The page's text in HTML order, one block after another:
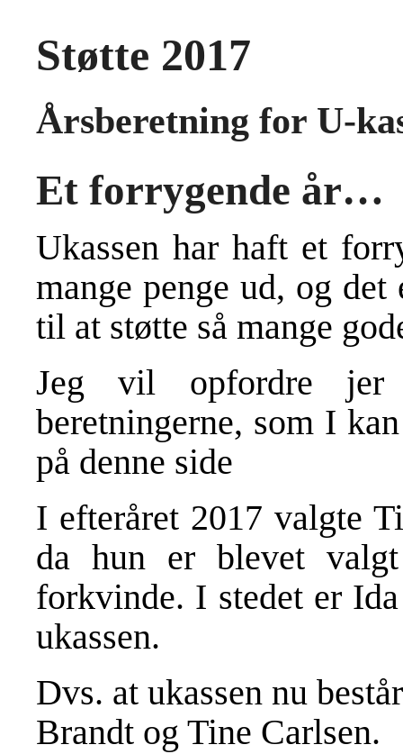
Støtte 2017
Årsberetning for U-
Et forrygende år…
Ukassen har haft et
mange penge ud, og
til at støtte så mange
Jeg vil opfordre
beretningerne, som I
på denne side
I efteråret 2017 valgte
da hun er blevet
forkvinde. I stedet er
ukassen.
Dvs. at ukassen nu
Brandt og Tine Carlsen.